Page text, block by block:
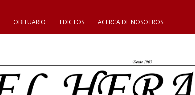
OBITUARIO EDICTOS ACERCA DE NOSOTROS